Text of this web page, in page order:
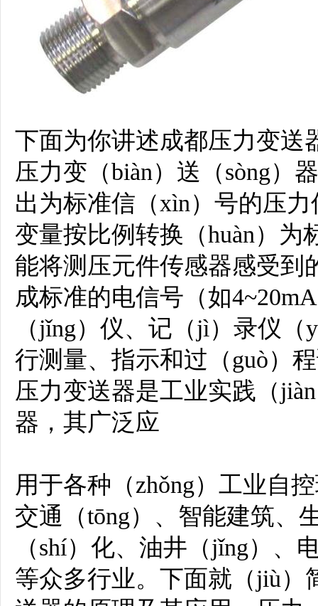
下面为你讲述成都压力变送
压力变（biàn）送（sòng）
出为标准信（xìn）号的压
变量按比例转换（huàn）为
能将测压元件传感器感受到
成标准的电信号（如
（jǐng）仪、记（jì）录仪
行测量、指示和过（guò）
压力变送器是工业实践（
器，其广泛应
用于各种（zhǒng）工业自
交通（tōng）、智能建筑、
（shí）化、油井（jǐng）、
等众多行业。下面就（jiù）